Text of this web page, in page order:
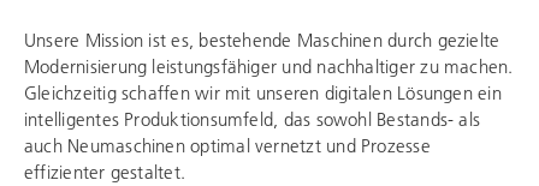
Unsere Mission ist es, bestehende Maschinen durch gezielte
Modernisierung leistungsfähiger und nachhaltiger zu machen.
Gleichzeitig schaffen wir mit unseren digitalen Lösungen ein
intelligentes Produktionsumfeld, das sowohl Bestands- als
auch Neumaschinen optimal vernetzt und Prozesse
effizienter gestaltet.